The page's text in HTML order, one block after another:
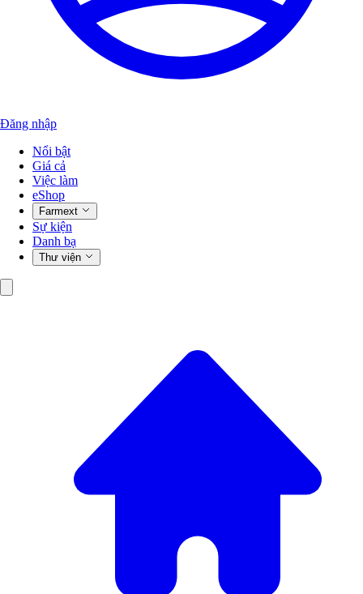
Đăng nhập
Nổi bật
Giá cả
Việc làm
eShop
Farmext
Sự kiện
Danh bạ
Thư viện